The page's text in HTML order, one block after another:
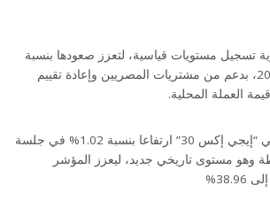
تسجيل مستويات قياسية، لتعزز صعودها بنسبة
39% منذ بداية عام 2023، بدعم من مشتريات المصريين وإعادة تقييم
العملة المحلية.
وسجل المؤشر الرئيسي “إيجي إكس 30” ارتفاعا بنسبة 1.02% في جلسة
ليصل 20285 نقطة وهو مستوى تاريخي جديد، ليعزز المؤشر